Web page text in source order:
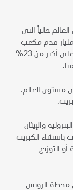
حالياً التي
تقوم من خلال حقل شاه، بمعالجة أكثر من 1 مليار قدم مكعب
قياسي من الغاز الفائق الحموضة الذي يحتوي على أكثر من 23%
مستوى العالم،
والإيثان
باستثناء الكبريت
التوزيع
محطة الرويس